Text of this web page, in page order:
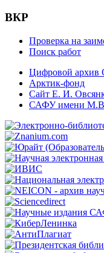
ВКР
Проверка на
Поиск работ
Цифровой архив
Арктик-фонд
Сайт Е. И.
САФУ имени